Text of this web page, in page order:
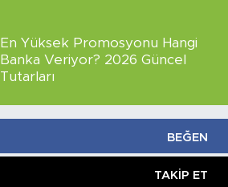
En Yüksek Promosyonu Hangi
Banka Veriyor? 2026 Güncel
Tutarları
BEĞEN
TAKIP ET